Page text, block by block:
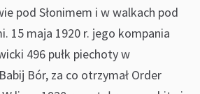
pod Słonimem i w walkach pod
15 maja 1920 r. jego kompania
496 pułk piechoty w
Bór, za co otrzymał Order